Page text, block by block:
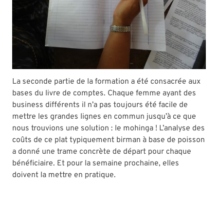
La seconde partie de la formation a été consacrée aux
bases du livre de comptes. Chaque femme ayant des
business différents il n’a pas toujours été facile de
mettre les grandes lignes en commun jusqu’à ce que
nous trouvions une solution : le mohinga ! L’analyse des
coûts de ce plat typiquement birman à base de poisson
a donné une trame concrète de départ pour chaque
bénéficiaire. Et pour la semaine prochaine, elles
doivent la mettre en pratique.